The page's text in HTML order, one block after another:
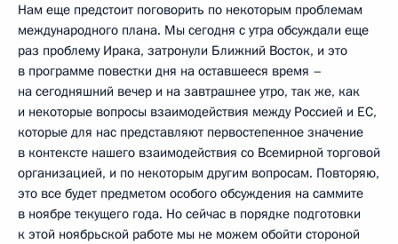
Нам еще предстоит поговорить по некоторым проблемам
международного плана. Мы сегодня с утра обсуждали еще
раз проблему Ирака, затронули Ближний Восток, и это
в программе повестки дня на оставшееся время –
на сегодняшний вечер и на завтрашнее утро, так же, как
и некоторые вопросы взаимодействия между Россией и ЕС,
которые для нас представляют первостепенное значение
в контексте нашего взаимодействия со Всемирной торговой
организацией, и по некоторым другим вопросам. Повторяю,
это все будет предметом особого обсуждения на саммите
в ноябре текущего года. Но сейчас в порядке подготовки
к этой ноябрьской работе мы не можем обойти стороной